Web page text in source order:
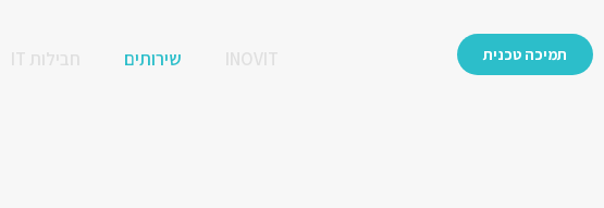
תמיכה טכנית שירותים